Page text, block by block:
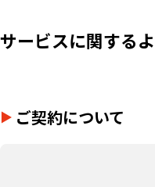
サービスに関する
ご契約について